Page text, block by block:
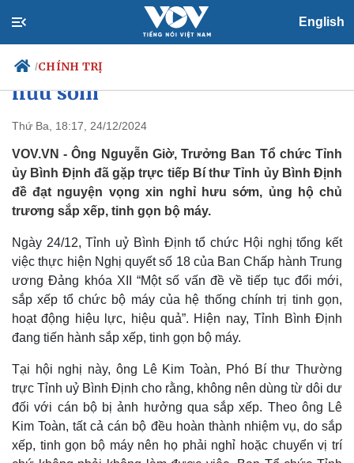
English
/CHÍNH TRỊ
Chính trị
Đảng
Tổ chức nhân sự
Nhận diện sự thật
Xã hội
Tin 24h
Dự báo thời tiết
Giáo dục
Dấu ấn VOV
Việc làm
Biển đảo
Tinh gọn bộ máy: Trưởng Ban Tổ
chức Tỉnh ủy Bình Định xin nghỉ
hưu sớm
Thứ Ba, 18:17, 24/12/2024
VOV.VN - Ông Nguyễn Giờ, Trưởng Ban Tổ chức Tỉnh
ủy Bình Định đã gặp trực tiếp Bí thư Tỉnh ủy Bình Định
đề đạt nguyện vọng xin nghỉ hưu sớm, ủng hộ chủ
trương sắp xếp, tinh gọn bộ máy.
Ngày 24/12, Tỉnh uỷ Bình Định tổ chức Hội nghị tổng kết
việc thực hiện Nghị quyết số 18 của Ban Chấp hành Trung
ương Đảng khóa XII “Một số vấn đề về tiếp tục đổi mới,
sắp xếp tổ chức bộ máy của hệ thống chính trị tinh gọn,
hoạt động hiệu lực, hiệu quả”. Hiện nay, Tỉnh Bình Định
đang tiến hành sắp xếp, tinh gọn bộ máy.
Tại hội nghị này, ông Lê Kim Toàn, Phó Bí thư Thường
trực Tỉnh uỷ Bình Định cho rằng, không nên dùng từ dôi dư
đối với cán bộ bị ảnh hưởng qua sắp xếp. Theo ông Lê
Kim Toàn, tất cả cán bộ đều hoàn thành nhiệm vụ, do sắp
xếp, tinh gọn bộ máy nên họ phải nghỉ hoặc chuyển vị trí